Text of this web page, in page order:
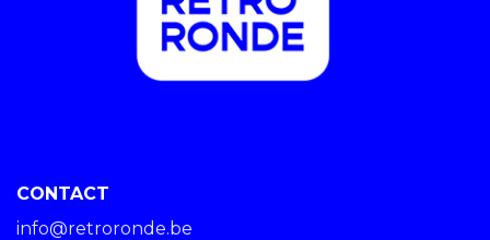
CONTACT
info@retroronde.be